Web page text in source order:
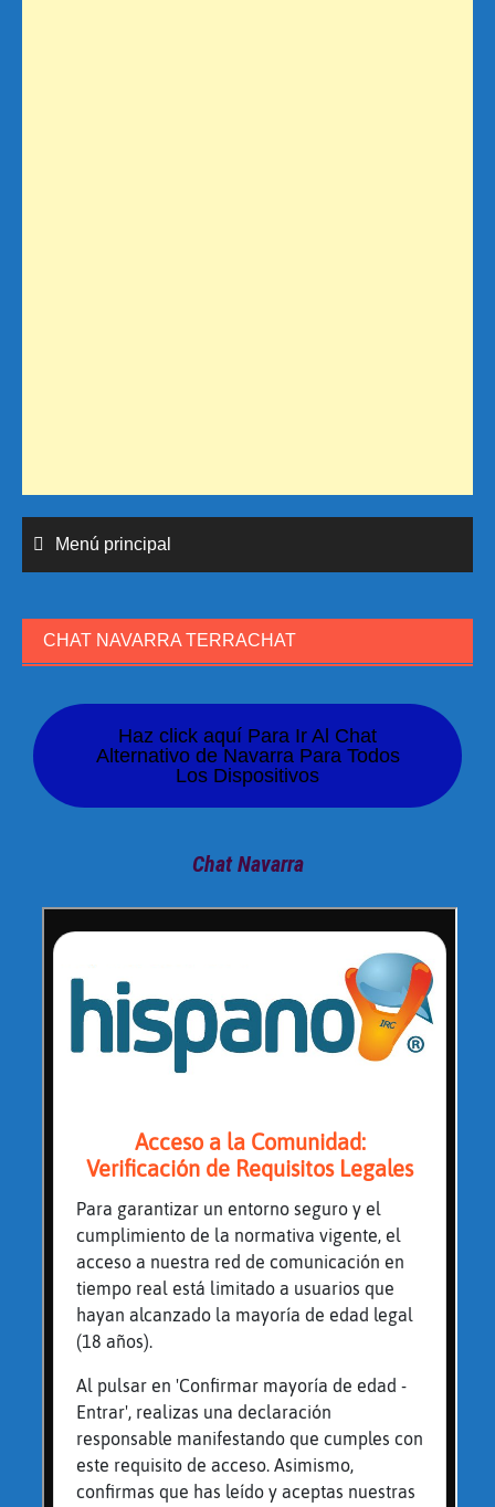
Menú principal
CHAT NAVARRA TERRACHAT
Haz click aquí Para Ir Al Chat
Alternativo de Navarra Para Todos
Los Dispositivos
Chat Navarra